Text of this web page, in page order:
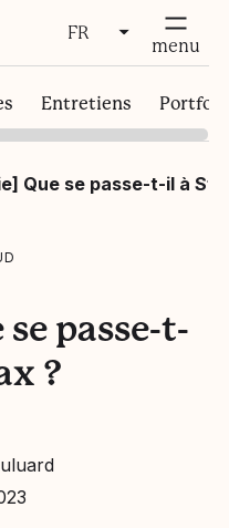
FR
FR
EN
fermer menu
Entretiens
Que se passe-t-il à
passe-t-
?